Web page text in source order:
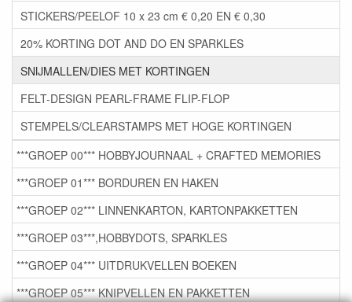
STICKERS/PEELOF 10 x 23 cm € 0,20 EN € 0,30
20% KORTING DOT AND DO EN SPARKLES
SNIJMALLEN/DIES MET KORTINGEN
FELT-DESIGN PEARL-FRAME FLIP-FLOP
STEMPELS/CLEARSTAMPS MET HOGE KORTINGEN
***GROEP 00*** HOBBYJOURNAAL + CRAFTED MEMORIES
***GROEP 01*** BORDUREN EN HAKEN
***GROEP 02*** LINNENKARTON, KARTONPAKKETTEN
***GROEP 03***,HOBBYDOTS, SPARKLES
***GROEP 04*** UITDRUKVELLEN BOEKEN
***GROEP 05*** KNIPVELLEN EN PAKKETTEN